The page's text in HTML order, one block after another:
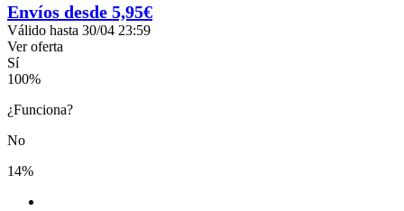
Envíos desde 5,95€
Válido hasta 30/04 23:59
Ver oferta
Sí
100%
¿Funciona?
No
14%